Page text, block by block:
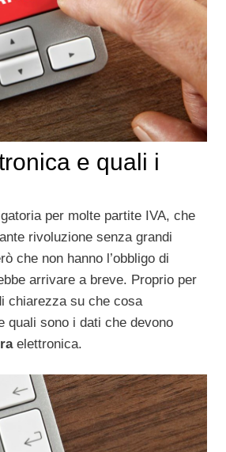
e quali i
per molte partite IVA, che
rivoluzione senza grandi
che non hanno l’obbligo di
arrivare a breve. Proprio per
chiarezza su che cosa
quali sono i dati che devono
elettronica.